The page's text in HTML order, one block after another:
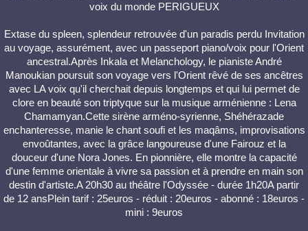
voix du monde PERIGUEUX
Extase du spleen, splendeur retrouvée d'un paradis perdu Invitation
au voyage, assurément, avec un passeport piano/voix pour l'Orient
ancestral.Après Inkala et Melanchology, le pianiste André
Manoukian poursuit son voyage vers l'Orient rêvé de ses ancêtres
avec LA voix qu'il cherchait depuis longtemps et qui lui permet de
clore en beauté son triptyque sur la musique arménienne : Lena
Chamamyan.Cette sirène arméno-syrienne, Shéhérazade
enchanteresse, manie le chant soufi et les maqâms, improvisations
envoûtantes, avec la grâce langoureuse d'une Fairouz et la
douceur d'une Nora Jones. En pionnière, elle montre la capacité
d'une femme orientale à vivre sa passion et à prendre en main son
destin d'artiste.A 20h30 au théâtre l'Odyssée - durée 1h20A partir
de 12 ansPlein tarif : 25euros - réduit : 20euros - abonné : 18euros -
mini : 9euros